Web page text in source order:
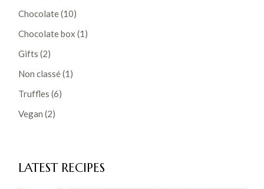
Chocolate(10)
Chocolate box (1)
Gifts (2)
Non classé(1)
Truffles (6)
Vegan (2)
LATEST RECIPES